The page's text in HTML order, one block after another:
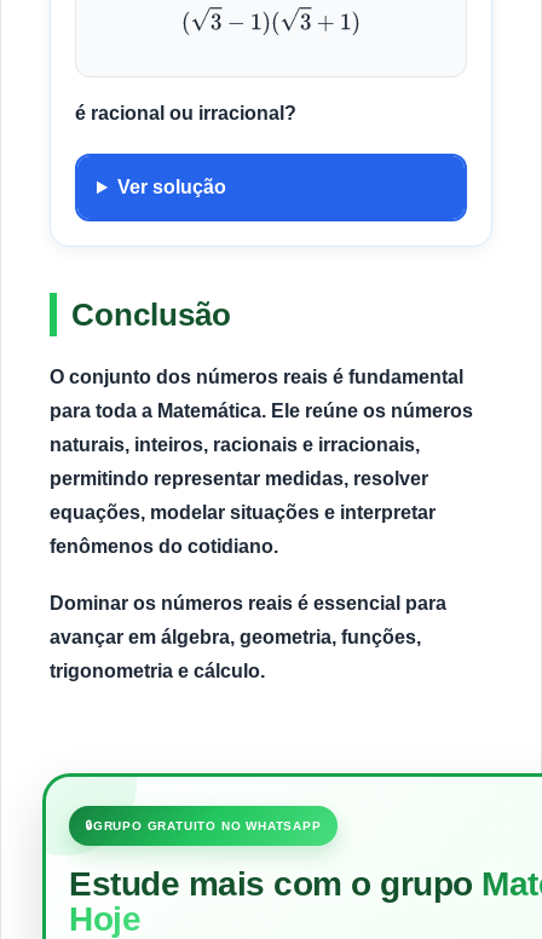
(3 −1)( 3+1)
é racional ou irracional?
Ver solução
Conclusão
O conjunto dos números reais é fundamental
para toda a Matemática. Ele reúne os números
naturais, inteiros, racionais e irracionais,
permitindo representar medidas, resolver
equações, modelar situações e interpretar
fenômenos do cotidiano.
Dominar os números reais é essencial para
avançar em álgebra, geometria, funções,
trigonometria e cálculo.
🔒GRUPO GRATUITO NO WHATSAPP
Estude mais com o grupo
Hoje